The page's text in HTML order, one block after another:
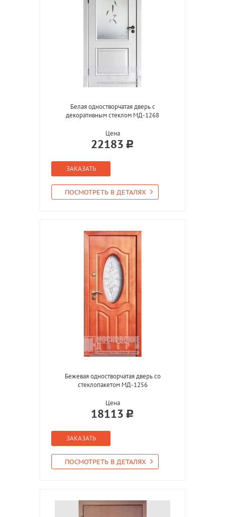
Белая одностворчатая дверь с
декоративным стеклом МД-1268
Цена
22183
ЗАКАЗАТЬ
ПОСМОТРЕТЬ В ДЕТАЛЯХ
Бежевая одностворчатая дверь со
стеклопакетом МД-1256
Цена
18113
ЗАКАЗАТЬ
ПОСМОТРЕТЬ В ДЕТАЛЯХ